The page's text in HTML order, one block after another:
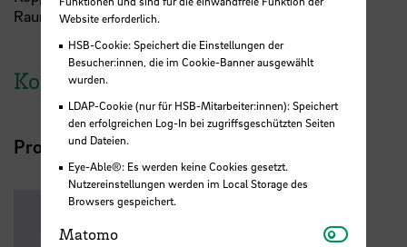
Raumfahrzeugen vereinfacht werden.
Kontakt
Projektverantwortliche
Website erforderlich.
HSB-Cookie: Speichert die Einstellungen der
Besucher:innen, die im Cookie-Banner ausgewählt
wurden.
LDAP-Cookie (nur für HSB-Mitarbeiter:innen): Speichert
den erfolgreichen Log-In bei zugriffsgeschützten Seiten
und Dateien.
Eye-Able®: Es werden keine Cookies gesetzt.
Nutzereinstellungen werden im Local Storage des
Browsers gespeichert.
Matomo Matomo